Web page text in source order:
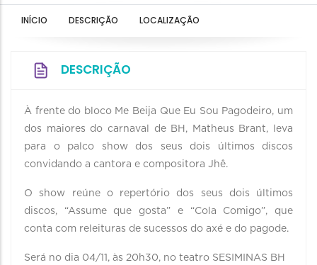
INÍCIO DESCRIÇÃO LOCALIZAÇÃO
DESCRIÇÃO
À frente do bloco Me Beija Que Eu Sou Pagodeiro, um
dos maiores do carnaval de BH, Matheus Brant, leva
para o palco show dos seus dois últimos discos
convidando a cantora e compositora Jhê.
O show reúne o repertório dos seus dois últimos
discos, “Assume que gosta” e “Cola Comigo”, que
conta com releituras de sucessos do axé e do pagode.
Será no dia 04/11, às 20h30, no teatro SESIMINAS BH